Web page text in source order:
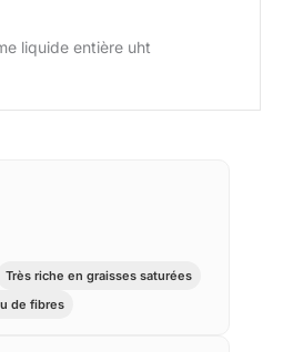
liquide entière uht
Très riche en graisses saturées
de fibres